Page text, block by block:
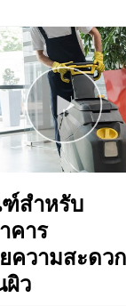
สำหรับ
คาร
ความสะดวก
ว